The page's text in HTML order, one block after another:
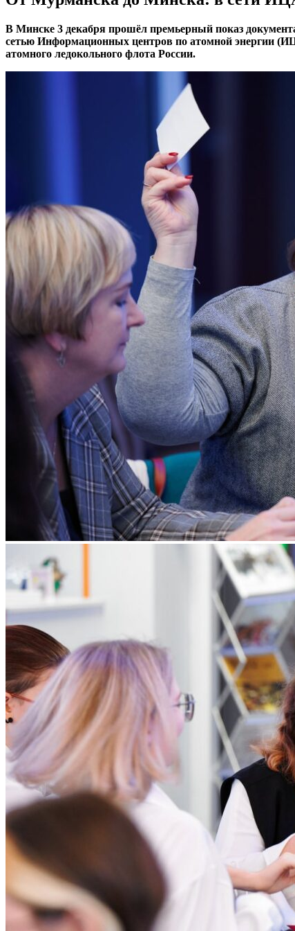
В Минске 3 декабря прошёл премьерный показ
сетью Информационных центров по атомной энергии
атомного ледокольного флота России.